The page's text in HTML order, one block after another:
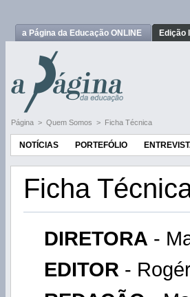
a Página da Educação ONLINE Edição
Página > Quem Somos > Ficha Técnica
NOTÍCIAS PORTEFÓLIO
Ficha
DIRETORA -
EDITOR -